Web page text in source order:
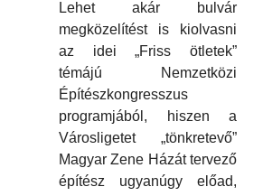
Lehet akár bulvár
megközelítést is kiolvasni
az idei „Friss ötletek”
témájú Nemzetközi
Építészkongresszus
programjából, hiszen a
Városligetet „tönkretevő”
Magyar Zene Házát tervező
építész ugyanúgy előad,